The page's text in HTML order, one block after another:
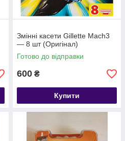
Змінні касети Gillette Mach3
— 8 шт (Оригінал)
Готово до відправки
600 ₴
Купити